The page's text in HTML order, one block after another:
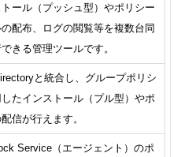
ール（プッシュ型）やポリシー
配布、ログの閲覧等を複数台同
きる管理ツールです。
と統合し、グループポリシ
たインストール（プル型）やポ
信が行えます。
Service（エージェント）のポ